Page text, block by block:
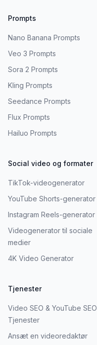
Prompts
Nano Banana Prompts
Veo 3 Prompts
Sora 2 Prompts
Kling Prompts
Seedance Prompts
Flux Prompts
Hailuo Prompts
Social video og formater
TikTok-videogenerator
YouTube Shorts-generator
Instagram Reels-generator
Videogenerator til sociale
medier
4K Video Generator
Tjenester
Video SEO & YouTube SEO
Tjenester
Ansæt en videoredaktør